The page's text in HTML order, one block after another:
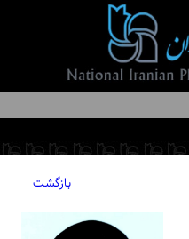
بازگشت